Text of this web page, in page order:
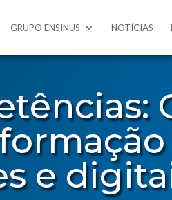
GRUPO ENSINUS NOTÍCIAS
e